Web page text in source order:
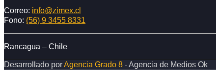
en
de
Correo: info@zimex.cl
Fono: (56) 9 3455 8331
Rancagua – Chile
Desarrollado porAgencia Grado 8 - Agencia de Medios Ok